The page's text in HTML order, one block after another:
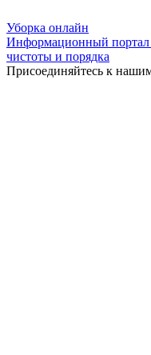
Уборка онлайн
Информационный портал
чистоты и порядка
Присоединяйтесь к